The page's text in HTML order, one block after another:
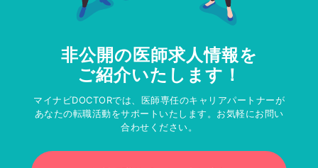
非公開の医師求人情報を
ご紹介いたします！
マイナビDOCTORでは、医師専任のキャリアパートナーが
あなたの転職活動をサポートいたします。お気軽にお問い
合わせください。